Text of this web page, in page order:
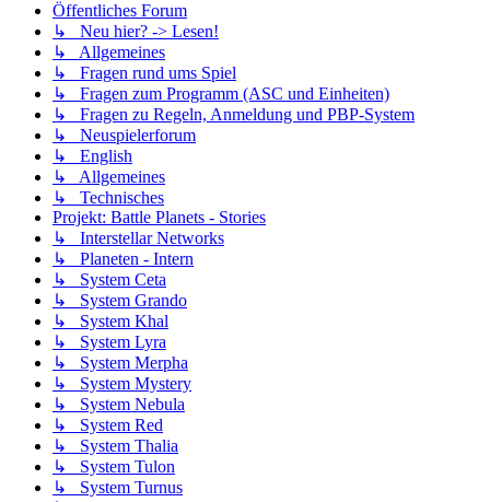
Öffentliches Forum
↳ Neu hier? -> Lesen!
↳ Allgemeines
↳ Fragen rund ums Spiel
↳ Fragen zum Programm (ASC und Einheiten)
↳ Fragen zu Regeln, Anmeldung und PBP-System
↳ Neuspielerforum
↳ English
↳ Allgemeines
↳ Technisches
Projekt: Battle Planets - Stories
↳ Interstellar Networks
↳ Planeten - Intern
↳ System Ceta
↳ System Grando
↳ System Khal
↳ System Lyra
↳ System Merpha
↳ System Mystery
↳ System Nebula
↳ System Red
↳ System Thalia
↳ System Tulon
↳ System Turnus